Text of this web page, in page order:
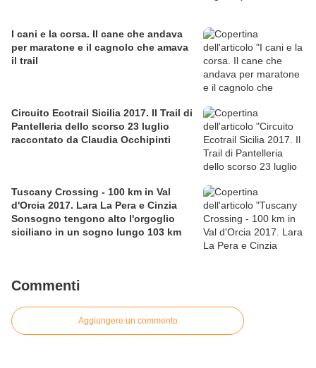
I cani e la corsa. Il cane che andava
per maratone e il cagnolo che amava
il trail
Circuito Ecotrail Sicilia 2017. Il Trail di
Pantelleria dello scorso 23 luglio
raccontato da Claudia Occhipinti
Tuscany Crossing - 100 km in Val
d'Orcia 2017. Lara La Pera e Cinzia
Sonsogno tengono alto l'orgoglio
siciliano in un sogno lungo 103 km
Commenti
Aggiungere un commento